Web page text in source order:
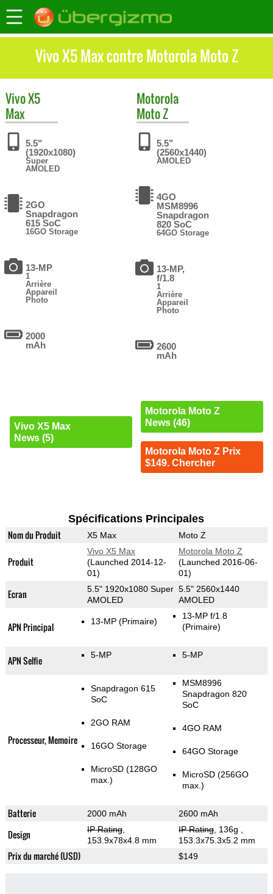
Vivo X5 Max contre Motorola Moto Z
VivoX5
Max
5.5"
(1920x1080)
Super
AMOLED
2GO
Snapdragon
615 SoC
16GO Storage
13-MP
1
Arrière
Appareil
Photo
2000
mAh
Vivo X5 Max
News (5)
Motorola
Moto Z
5.5"
(2560x1440)
AMOLED
4GO
MSM8996
Snapdragon
820 SoC
64GO Storage
13-MP,
f/1.8
1
Arrière
Appareil
Photo
2600
mAh
Motorola Moto Z
News (46)
Motorola Moto Z Prix
$149. Chercher
Spécifications Principales
Nom du Produit X5 Max Moto Z
Produit
Vivo X5 Max
(Launched 2014-12-
01)
Motorola Moto Z
(Launched 2016-06-
01)
Ecran
5.5" 1920x1080 Super
AMOLED
5.5" 2560x1440
AMOLED
APN Principal 13-MP (Primaire)
13-MP f/1.8
(Primaire)
APN Selfie 5-MP 5-MP
Processeur, Memoire
Snapdragon 615
SoC
2GO RAM
16GO Storage
MicroSD (128GO
max.)
MSM8996
Snapdragon 820
SoC
4GO RAM
64GO Storage
MicroSD (256GO
max.)
Batterie 2000 mAh 2600 mAh
Design IP Rating,
153.9x78x4.8 mm
IP Rating, 136g
153.3x75.3x5.2 mm
Prix du marché (USD) $149